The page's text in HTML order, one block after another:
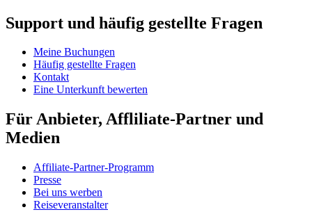
Support und häufig gestellte Fragen
Meine Buchungen
Häufig gestellte Fragen
Kontakt
Eine Unterkunft bewerten
Für Anbieter, Affliliate-Partner und
Medien
Affiliate-Partner-Programm
Presse
Bei uns werben
Reiseveranstalter